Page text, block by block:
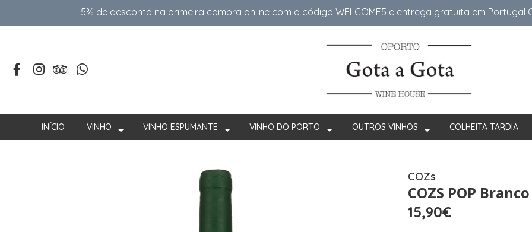
5% de desconto na primeira compra online com o código WELCOME5 e entrega gratuita em Portugal
INÍCIO VINHO VINHO ESPUMANTE VINHO DO PORTO OUTROS VINHOS COLHEITA TARDIA
COZs
COZS POP
15,90€